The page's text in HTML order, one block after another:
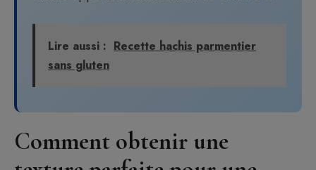
Lire aussi : Recette hachis parmentier
sans gluten
Comment obtenir une